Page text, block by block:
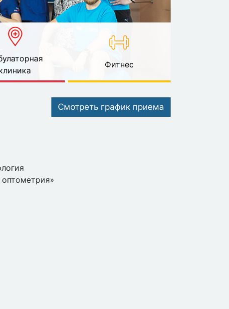
Фитнес
Смотреть график приема